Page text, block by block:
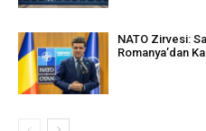
NATO Zirvesi:
Romanya’dan